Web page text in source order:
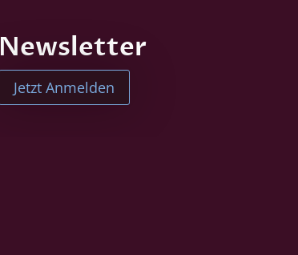
Newsletter
Jetzt Anmelden